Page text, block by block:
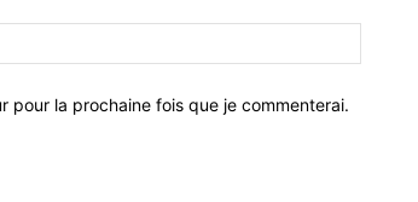
pour la prochaine fois que je commenterai.